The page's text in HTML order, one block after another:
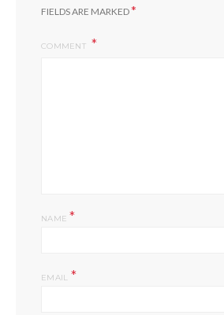
FIELDS ARE MARKED*
COMMENT
NAME*
EMAIL *